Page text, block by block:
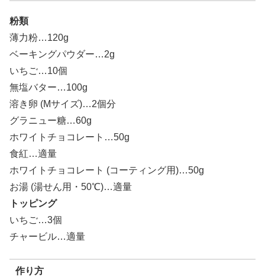
粉類
薄力粉…120g
ベーキングパウダー…2g
いちご…10個
無塩バター…100g
溶き卵 (Mサイズ)…2個分
グラニュー糖…60g
ホワイトチョコレート…50g
食紅…適量
ホワイトチョコレート (コーティング用)…50g
お湯 (湯せん用・50℃)…適量
トッピング
いちご…3個
チャービル…適量
作り方